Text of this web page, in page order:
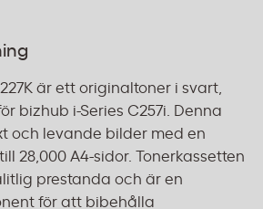
är ett originaltoner i svart,
bizhub i-Series C257i. Denna
och levande bilder med en
28,000 A4-sidor. Tonerkassetten
prestanda och är en
för att bibehålla